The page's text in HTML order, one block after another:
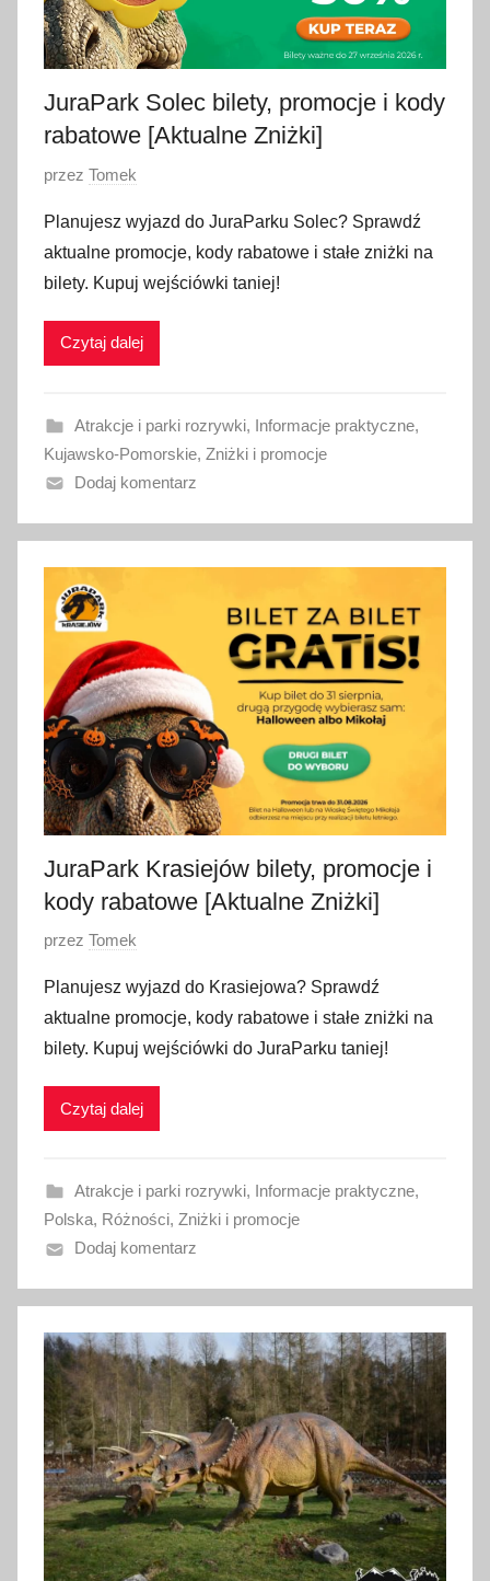
JuraPark Solec bilety, promocje i kody
rabatowe [Aktualne Zniżki]
O
u
b
l
i
a
n
o
s
i
i
a
2
0
2
6
przez Tomek
Planujesz wyjazd do JuraParku Solec? Sprawdź
aktualne promocje, kody rabatowe i stałe zniżki na
bilety. Kupuj wejściówki taniej!
Czytaj dalej
Atrakcje i parki rozrywki, Informacje praktyczne,
Kujawsko-Pomorskie, Zniżki i promocje
Dodaj komentarz
JuraPark Krasiejów bilety, promocje i
kody rabatowe [Aktualne Zniżki]
O
u
b
l
i
a
n
o
s
i
p
n
i
a
2
0
przez Tomek
Planujesz wyjazd do Krasiejowa? Sprawdź
aktualne promocje, kody rabatowe i stałe zniżki na
bilety. Kupuj wejściówki do JuraParku taniej!
Czytaj dalej
Atrakcje i parki rozrywki, Informacje praktyczne,
Polska, Różności, Zniżki i promocje
Dodaj komentarz